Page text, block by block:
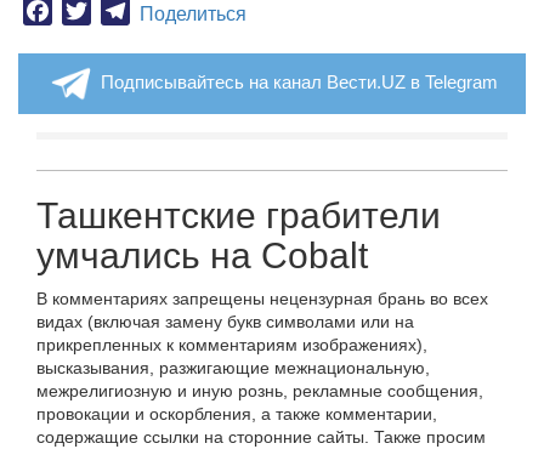
Facebook
TwitterTelegram
Поделиться
Подписывайтесь на канал Вести.UZ в Telegram
Ташкентские грабители
умчались на Cobalt
В комментариях запрещены нецензурная брань во всех
видах (включая замену букв символами или на
прикрепленных к комментариям изображениях),
высказывания, разжигающие межнациональную,
межрелигиозную и иную рознь, рекламные сообщения,
провокации и оскорбления, а также комментарии,
содержащие ссылки на сторонние сайты. Также просим